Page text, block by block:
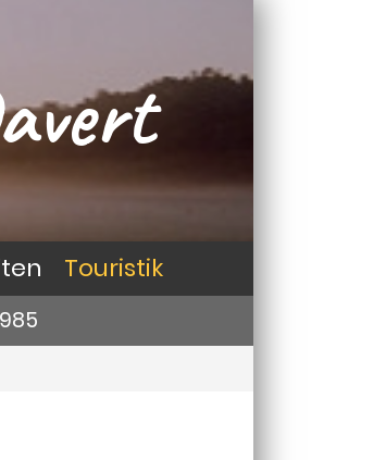
Touristik